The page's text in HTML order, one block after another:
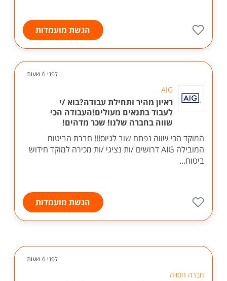
הגשת מועמדות
לפני 6 שעות
AIG
ראיון מהיר ותחילת עבודה?בוא /י
לעבוד בתנאים מעולים!העבודה הכי
שווה בחברה שלנו! שכר מדהים!
המוקד הכי שווה נפתח שוב לגיוס!!! חברת הביטוח
המובילה AIG דרושים /ות נציגי /ות מכירה למוקד חידוש
ביטוח...
הגשת מועמדות
לפני 6 שעות
חברה חסויה